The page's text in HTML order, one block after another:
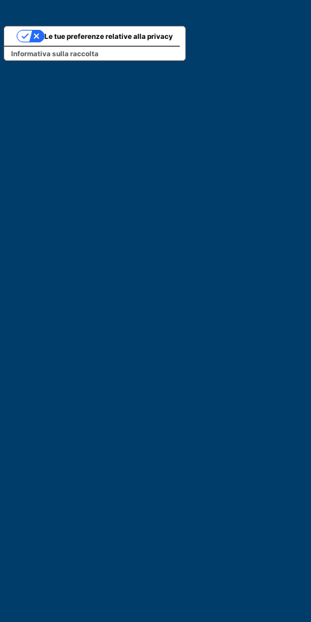
Informativa sulla raccolta
Le tue preferenze relative alla privacy